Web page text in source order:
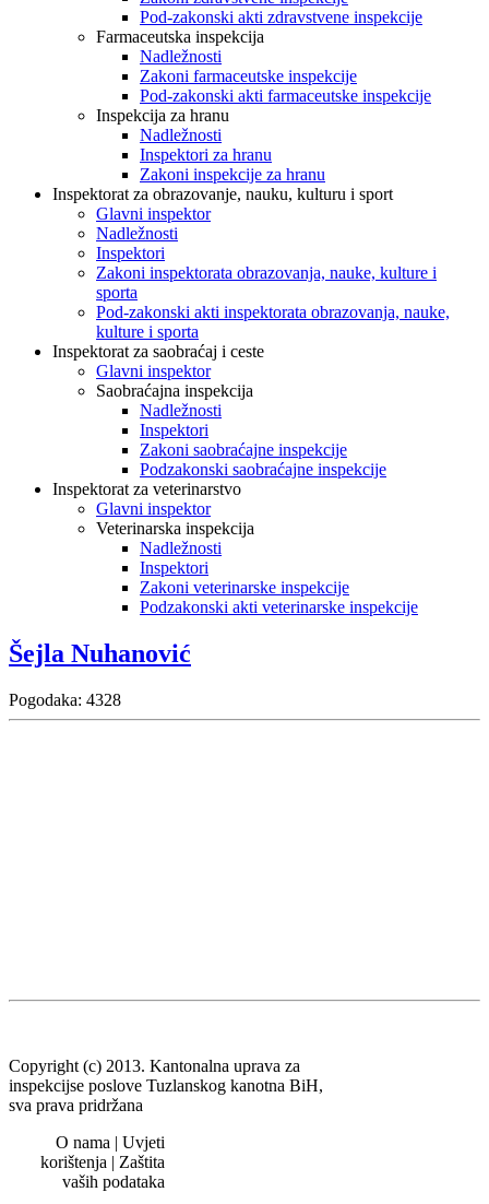
Pod-zakonski akti zdravstvene inspekcije
Farmaceutska inspekcija
Nadležnosti
Zakoni farmaceutske inspekcije
Pod-zakonski akti farmaceutske inspekcije
Inspekcija za hranu
Nadležnosti
Inspektori za hranu
Zakoni inspekcije za hranu
Inspektorat za obrazovanje, nauku, kulturu i sport
Glavni inspektor
Nadležnosti
Inspektori
Zakoni inspektorata obrazovanja, nauke, kulture i
sporta
Pod-zakonski akti inspektorata obrazovanja, nauke,
kulture i sporta
Inspektorat za saobraćaj i ceste
Glavni inspektor
Saobraćajna inspekcija
Nadležnosti
Inspektori
Zakoni saobraćajne inspekcije
Podzakonski saobraćajne inspekcije
Inspektorat za veterinarstvo
Glavni inspektor
Veterinarska inspekcija
Nadležnosti
Inspektori
Zakoni veterinarske inspekcije
Podzakonski akti veterinarske inspekcije
Šejla Nuhanović
Pogodaka: 4328
Copyright (c) 2013. Kantonalna uprava za
inspekcijse poslove Tuzlanskog kanotna BiH,
sva prava pridržana
O nama | Uvjeti
korištenja | Zaštita
vaših podataka